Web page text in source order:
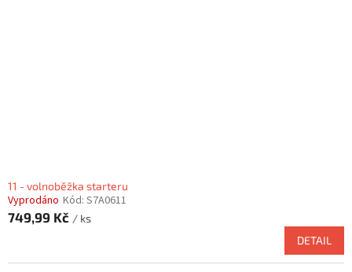
11 - volnoběžka starteru
Vyprodáno Kód: S7A0611
749,99 Kč / ks
DETAIL